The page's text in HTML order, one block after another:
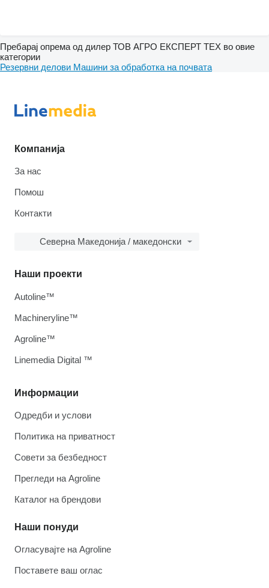
Пребарај опрема од дилер ТОВ АГРО ЕКСПЕРТ ТЕХ во овие
категории
Резервни делови Машини за обработка на почвата
Компанија
За нас
Помош
Контакти
Северна Македонија / македонски
Информации
Одредби и услови
Политика на приватност
Совети за безбедност
Прегледи на Agroline
Каталог на брендови
Наши понуди
Огласувајте на Agroline
Поставете ваш оглас
Наши проекти
Autoline™
Machineryline™
Agroline™
Linemedia Digital ™